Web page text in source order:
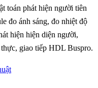
toán phát hiện người tiên
đo ánh sáng, đo nhiệt độ
hiện hiện diện người,
thực, giao tiếp HDL Buspro.